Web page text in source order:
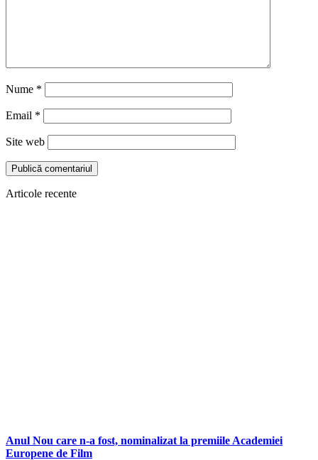
Nume *
Email *
Site web
Articole recente
Anul Nou care n-a fost, nominalizat la premiile Academiei
Europene de Film